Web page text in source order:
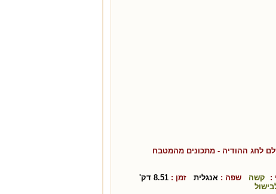
לחג ההודיה - מתכונים מהמטבח
: קשה שפה : אנגלית זמן : 8.51 דק'